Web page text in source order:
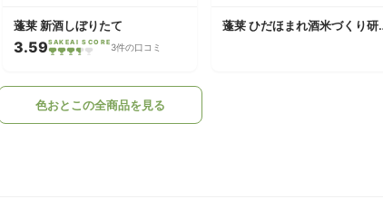
蓬莱 新酒しぼりたて
3.59SAKEAI SCORE 3件の口コミ
蓬莱 ひ
色おとこの全商品を見る